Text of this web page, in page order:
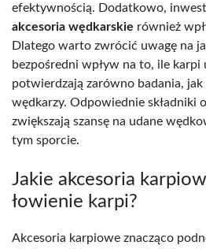
efektywnością. Dodatkowo,
akcesoria wędkarskie również
Dlatego warto zwrócić uwagę na
bezpośredni wpływ na to, ile karpi
potwierdzają zarówno badania,
wędkarzy. Odpowiednie składniki
zwiększają szansę na udane
tym sporcie.
Jakie akcesoria
łowienie karpi?
Akcesoria karpiowe znacząco